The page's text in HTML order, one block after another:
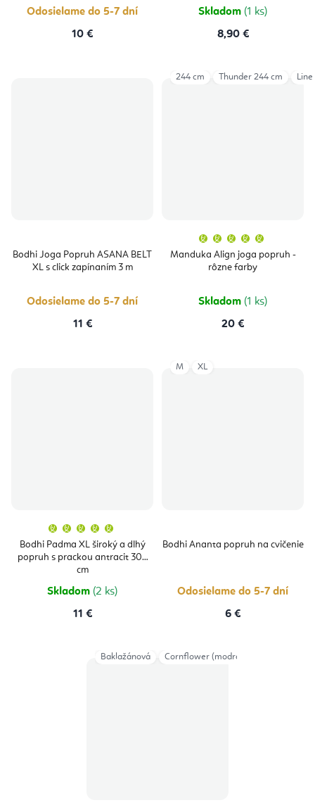
Odosielame do 5-7 dní
10 €
Skladom (1 ks)
8,90 €
Bodhi Joga Popruh ASANA BELT
XL s click zapínaním 3 m
Odosielame do 5-7 dní
11 €
Manduka Align joga popruh -
rôzne farby
produktu
je
Skladom (1 ks)
20 €
244 cm Thunder 244 cm
Bodhi Padma XL široký a dlhý
popruh s prackou antracit 305
cm
produktu
je
5,0
hviezdičiek.
Skladom (2 ks)
11 €
Bodhi Ananta popruh na cvičenie
Odosielame do 5-7 dní
6 €
M XL
Baklažánová Cornflower (modrá)